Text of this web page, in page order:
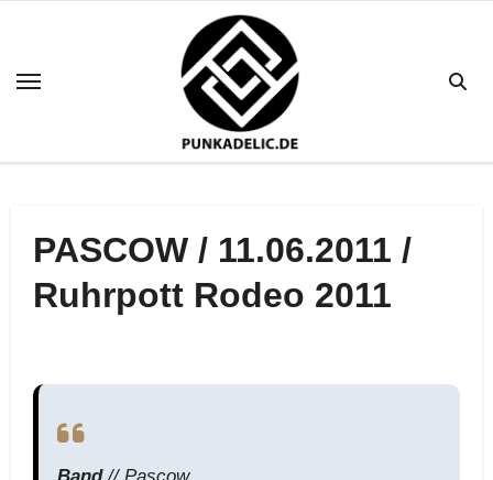
springen
PASCOW / 11.06.2011 /
Ruhrpott Rodeo 2011